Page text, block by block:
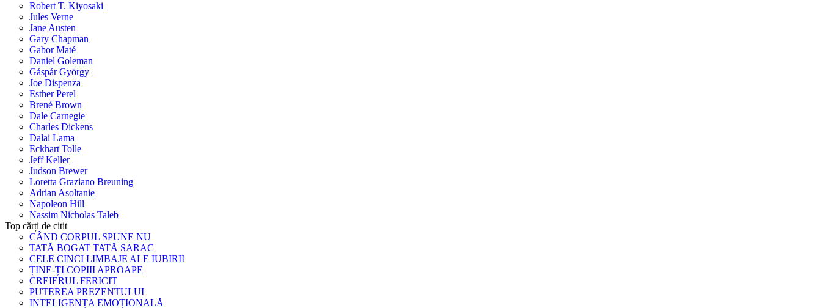
Robert T. Kiyosaki
Jules Verne
Jane Austen
Gary Chapman
Gabor Maté
Daniel Goleman
Gáspár György
Joe Dispenza
Esther Perel
Brené Brown
Dale Carnegie
Charles Dickens
Dalai Lama
Eckhart Tolle
Jeff Keller
Judson Brewer
Loretta Graziano Breuning
Adrian Asoltanie
Napoleon Hill
Nassim Nicholas Taleb
Top cărți de citit
CÂND CORPUL SPUNE NU
TATĂ BOGAT TATĂ SARAC
CELE CINCI LIMBAJE ALE IUBIRII
ȚINE-ȚI COPIII APROAPE
CREIERUL FERICIT
PUTEREA PREZENTULUI
INTELIGENȚA EMOȚIONALĂ